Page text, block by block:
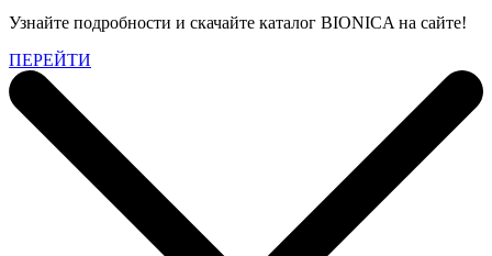
Узнайте подробности и скачайте каталог BIONICA на сайте!
ПЕРЕЙТИ